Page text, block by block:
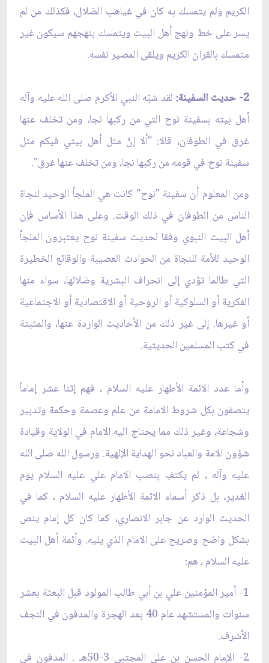
الكريم ولم يتمسك به كان في غياهب الضلال، فكذلك من لم
يسر على خط ونهج أهل البيت ويتمسك بنهجهم سيكون غير
متمسك بالقران الكريم ويلقى المصير نفسه.
2- حديث السفينة:
لقد شبّه النبي الأكرم صلى الله عليه وآله
أهل بيته بسفينة نوح التي من ركبها نجا، ومن تخلف عنها
غرق في الطوفان، قالا: "ألا إنّ‏َ مثل أهل بيتي فيكم مثل
سفينة نوح في قومه من ركبها نجا، ومن تخلف عنها غرق".
ومن المعلوم أن سفينة "نوح" كانت هي الملجأ الوحيد لنجاة
الناس من الطوفان في ذلك الوقت. وعلى هذا الأساس فإن
أهل البيت النبوي وفقا لحديث سفينة نوح يعتبرون الملجأ
الوحيد للأمة للنجاة من الحوادث العصيبة والوقائع الخطيرة
التي طالما تؤدي إلى انحراف البشرية وضلالها، سواء منها
الفكرية أو السلوكية أو الروحية أو الاقتصادية أو الاجتماعية
أو غيرها. إلى غير ذلك من الأحاديث الواردة عنها، والمثبتة
في كتب المسلمين الحديثية.
وأما عدد الائمة الأطهار عليه السلام ، فهم إثنا عشر إماماً
يتصفون بكل شروط الامامة من علم وعصمة وحكمة وتدبير
وشجاعة، وغير ذلك مما يحتاج اليه الامام في الولاية وقيادة
شؤون الامة والعباد نحو الهداية الإلهية. ورسول الله صلى الله
عليه وآله ، لم يكتفِ بنصب الامام علي عليه السلام يوم
الغدير، بل ذكر أسماء الائمة الأطهار عليه السلام ، كما في
الحديث الوارد عن جابر الانصاري، كما كان كل إمام ينص
بشكل واضح وصريح على الامام الذي يليه. وأئمة أهل البيت
عليه السلام ، هم:
1- أمير المؤمنين علي بن أبي طالب المولود قبل البعثة بعشر
سنوات والمستشهد عام 40 بعد الهجرة والمدفون في النجف
الأشرف.
2- الإمام الحسن بن علي المجتبى 3-50هـ . المدفون في